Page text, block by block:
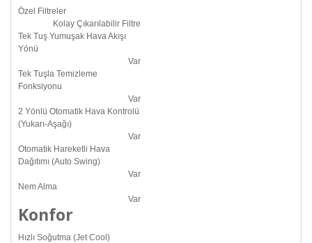
Özel Filtreler
Kolay Çıkarılabilir Filtre
Tek Tuş Yumuşak Hava Akışı
Yönü
Var
Tek Tuşla Temizleme
Fonksiyonu
Var
2 Yönlü Otomatik Hava Kontrolü
(Yukarı-Aşağı)
Var
Otomatik Hareketli Hava
Dağıtımı (Auto Swing)
Var
Nem Alma
Var
Konfor
Hızlı Soğutma (Jet Cool)